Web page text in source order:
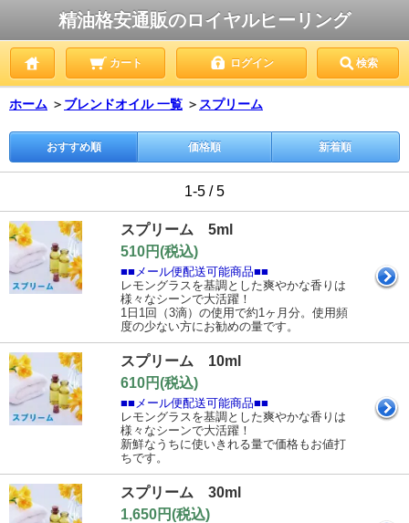
精油格安通販のロイヤルヒーリング
カート ログイン 検索
ホーム ＞ ブレンドオイル 一覧 ＞ スプリーム
おすすめ順 価格順 新着順
1-5 / 5
スプリーム 5ml
510円(税込)
■■メール便配送可能商品■■
レモングラスを基調とした爽やかな香りは
様々なシーンで大活躍！
1日1回（3滴）の使用で約1ヶ月分。使用頻
度の少ない方にお勧めの量です。
スプリーム 10ml
610円(税込)
■■メール便配送可能商品■■
レモングラスを基調とした爽やかな香りは
様々なシーンで大活躍！
新鮮なうちに使いきれる量で価格もお値打
ちです。
スプリーム 30ml
1,650円(税込)